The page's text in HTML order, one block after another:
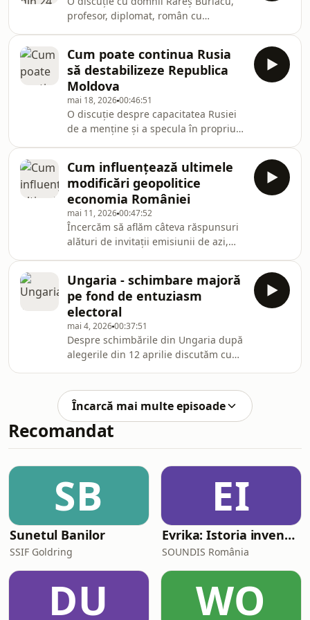
expert în studii de securitate.
profesor, diplomat, român cu
profesor, scriitor și analist politic.
Cum poate continua Rusia
să destabilizeze Republica
Moldova
mai 18, 202600:46:51
O discuție despre capacitatea Rusiei
de a menține și a specula în propriul
Mihai Isac, jurnalist, expert în spațiul
ex-sovietic.
Cum influențează ultimele
modificări geopolitice
economia României
mai 11, 202600:47:52
Încercăm să aflăm câteva răspunsuri
alături de invitații emisiunii de azi,
Dima, avocat și analist.
Ungaria - schimbare majoră
pe fond de entuziasm
electoral
mai 4, 202600:37:51
Despre schimbările din Ungaria după
alegerile din 12 aprilie discutăm cu
Încarcă mai multe episoade
Recomandat
SB
Sunetul Banilor
SSIF Goldring
EI
Evrika: Istoria invențiilor care ne-au schimbat viața
SOUNDIS România
DU WO